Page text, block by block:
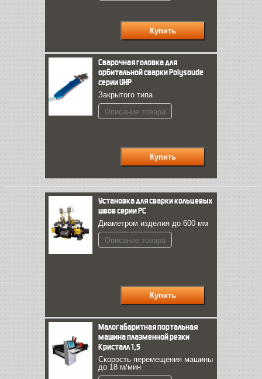
Сварочная головка для
орбитальной сварки Polysoude
серии UHP
Закрытого типа
Описание товара
Установка для сварки кольцевых
швов серии PC
Диаметром изделия до 600 мм
Описание товара
Малогабаритная портальная
машина плазменной резки
Кристалл 1,5
Скорость перемещения машины
до 18 м/мин